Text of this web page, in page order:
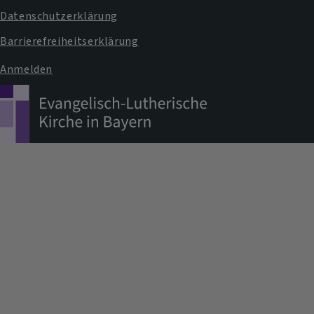
Datenschutzerklärung
Barrierefreiheitserklärung
Benutzermenü
Anmelden